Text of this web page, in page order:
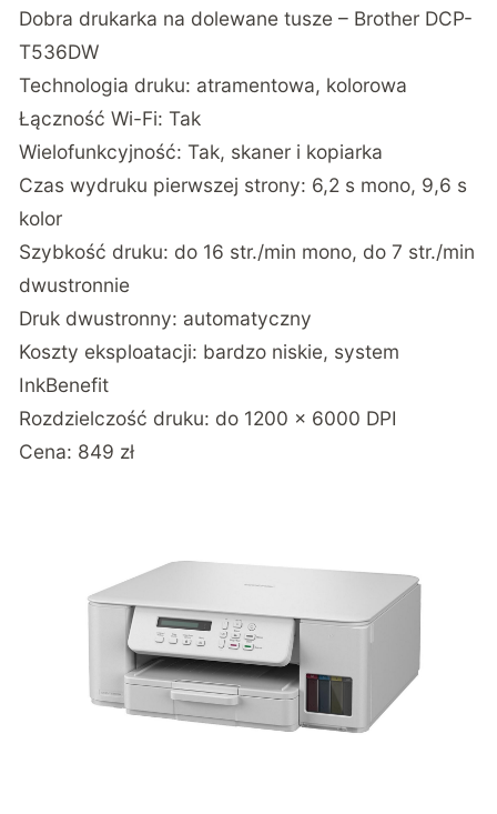
Dobra drukarka na dolewane tusze – Brother DCP-
T536DW
Technologia druku: atramentowa, kolorowa
Łączność Wi-Fi: Tak
Wielofunkcyjność: Tak, skaner i kopiarka
Czas wydruku pierwszej strony: 6,2 s mono, 9,6 s
kolor
Szybkość druku: do 16 str./min mono, do 7 str./min
dwustronnie
Druk dwustronny: automatyczny
Koszty eksploatacji: bardzo niskie, system
InkBenefit
Rozdzielczość druku: do 1200 × 6000 DPI
Cena: 849 zł